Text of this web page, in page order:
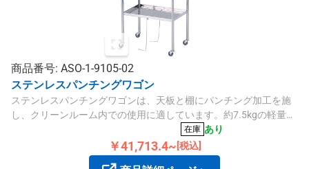
商品番号: ASO-1-9105-02
ステンレスパンチングワゴン
ステンレスパンチングワゴンは、天板と棚にパンチング加工を施
し、クリーンルーム内での使用に適しています。約7.5kgの軽量設
計で、キャスターはφ50mmウレタン製。サイズは
600×400×800mmです。
在庫 あり
￥41,713.4~ [税込]